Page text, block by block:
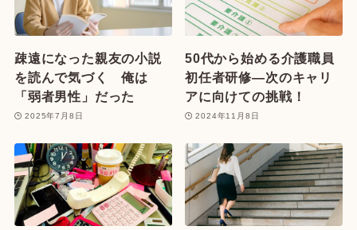
疎遠になった親友の小説
を読んで気づく 俺は
「弱者男性」だった
2025年7月8日
50代から始める介護職員
初任者研修—次のキャリ
アに向けての挑戦！
2024年11月8日